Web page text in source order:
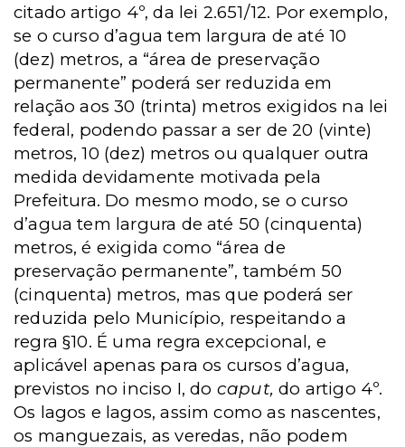
citado artigo 4º, da lei 2.651/12. Por exemplo,
se o curso d’agua tem largura de até 10
(dez) metros, a “área de preservação
permanente” poderá ser reduzida em
relação aos 30 (trinta) metros exigidos na lei
federal, podendo passar a ser de 20 (vinte)
metros, 10 (dez) metros ou qualquer outra
medida devidamente motivada pela
Prefeitura. Do mesmo modo, se o curso
d’agua tem largura de até 50 (cinquenta)
metros, é exigida como “área de
preservação permanente”, também 50
(cinquenta) metros, mas que poderá ser
reduzida pelo Município, respeitando a
regra §10. É uma regra excepcional, e
aplicável apenas para os cursos d’agua,
previstos no inciso I, do caput,do artigo 4º.
Os lagos e lagos, assim como as nascentes,
os manguezais, as veredas, não podem